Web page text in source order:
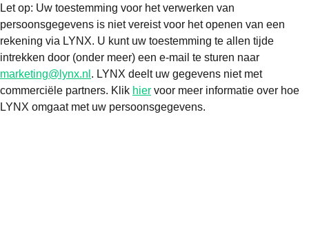
Let op: Uw toestemming voor het verwerken van
persoonsgegevens is niet vereist voor het openen van een
rekening via LYNX. U kunt uw toestemming te allen tijde
intrekken door (onder meer) een e-mail te sturen naar
marketing@lynx.nl . LYNX deelt uw gegevens niet met
commerciële partners. Klik hier voor meer informatie over hoe
LYNX omgaat met uw persoonsgegevens.